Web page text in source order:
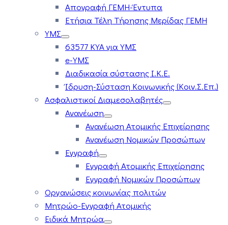
Απογραφή ΓΕΜΗ-Έντυπα
Ετήσια Τέλη Τήρησης Μερίδας ΓΕΜΗ
ΥΜΣ
63577 ΚΥΑ για ΥΜΣ
e-ΥΜΣ
Διαδικασία σύστασης Ι.Κ.Ε.
Ίδρυση-Σύσταση Κοινωνικής (Κοιν.Σ.Επ.)
Ασφαλιστικοί Διαμεσολαβητές
Ανανέωση
Ανανέωση Ατομικής Επιχείρησης
Ανανέωση Νομικών Προσώπων
Εγγραφή
Εγγραφή Ατομικής Επιχείρησης
Εγγραφή Νομικών Προσώπων
Οργανώσεις κοινωνίας πολιτών
Μητρώο-Εγγραφή Ατομικής
Ειδικά Μητρώα